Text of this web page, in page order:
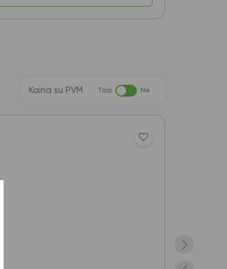
Kaina su PVM Taip Ne